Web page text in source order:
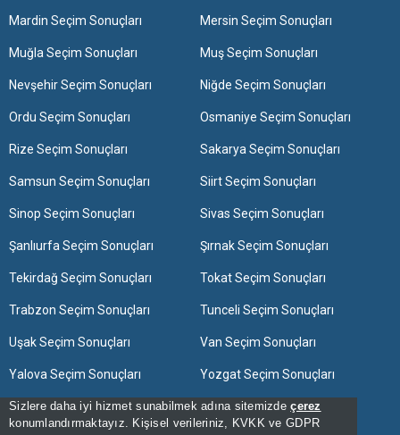
Sizlere daha iyi hizmet sunabilmek adına sitemizdeçerez
konumlandırmaktayız. Kişisel verileriniz, KVKK ve GDPR
Mardin Seçim Sonuçları Mersin Seçim Sonuçları
Muğla Seçim Sonuçları Muş Seçim Sonuçları
Nevşehir Seçim Sonuçları Niğde Seçim Sonuçları
Ordu Seçim Sonuçları Osmaniye Seçim Sonuçları
Rize Seçim Sonuçları Sakarya Seçim Sonuçları
Samsun Seçim Sonuçları Siirt Seçim Sonuçları
Sinop Seçim Sonuçları Sivas Seçim Sonuçları
Şanlıurfa Seçim Sonuçları Şırnak Seçim Sonuçları
Tekirdağ Seçim Sonuçları Tokat Seçim Sonuçları
Trabzon Seçim Sonuçları Tunceli Seçim Sonuçları
Uşak Seçim Sonuçları Van Seçim Sonuçları
Yalova Seçim Sonuçları Yozgat Seçim Sonuçları
Zonguldak Seçim Sonuçları